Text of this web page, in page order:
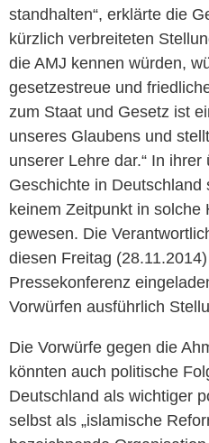
standhalten“, erklärte die
kürzlich verbreiteten
die AMJ kennen würden,
gesetzestreue und
zum Staat und Gesetz ist
unseres Glaubens und
unserer Lehre dar.“ In ihrer
Geschichte in Deutschland
keinem Zeitpunkt in solche
gewesen. Die
diesen Freitag
Pressekonferenz
Vorwürfen ausführlich
Die Vorwürfe gegen die
könnten auch politische
Deutschland als wichtiger
selbst als „islamische